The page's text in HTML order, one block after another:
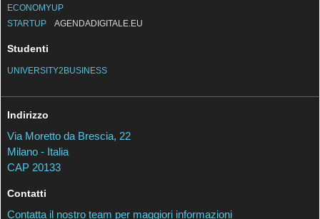
Startup e Open Innovation
STARTUP
Studenti
UNIVERSITY2BUSINESS
Indirizzo
Via Moretto da Brescia, 22
CAP 20133